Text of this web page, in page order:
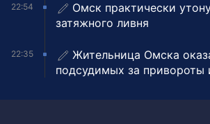
22:54
Омск практически
затяжного ливня
22:35
Жительница Омска
подсудимых за привороты